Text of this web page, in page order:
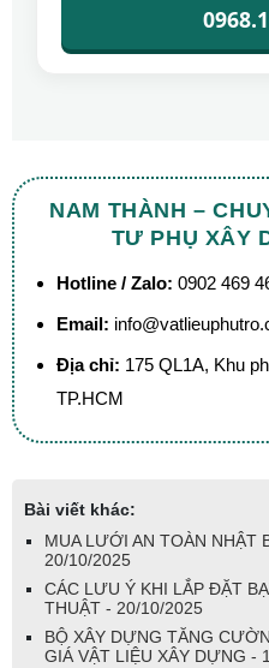
NAM THÀNH –
TƯ PHỤ XÂY
Hotline / Zalo: 0902 469
Email:
Địa chỉ: 175 QL1A, Khu
TP.HCM
Bài viết khác:
MUA LƯỚI AN TOÀN NHẬT
20/10/2025
CÁC LƯU Ý KHI LẮP ĐẶT
THUẬT - 20/10/2025
BỘ XÂY DỰNG TĂNG
GIÁ VẬT LIỆU XÂY DỰNG -